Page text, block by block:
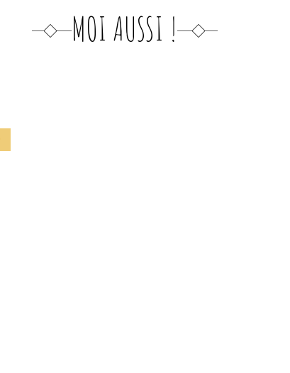
MOI AUSSI !